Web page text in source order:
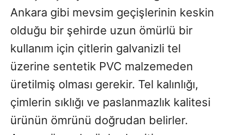
Ankara gibi mevsim geçişlerinin keskin
olduğu bir şehirde uzun ömürlü bir
kullanım için çitlerin galvanizli tel
üzerine sentetik PVC malzemeden
üretilmiş olması gerekir. Tel kalınlığı,
çimlerin sıklığı ve paslanmazlık kalitesi
ürünün ömrünü doğrudan belirler.